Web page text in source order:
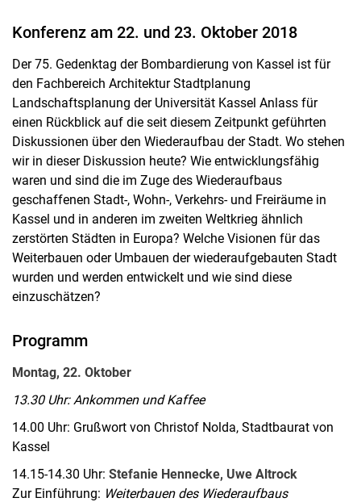
Zentrum Planungsgeschichte
Konferenz am 22. und 23. Oktober 2018
Der 75. Gedenktag der Bombardierung von Kassel ist für
den Fachbereich Architektur Stadtplanung
Landschaftsplanung der Universität Kassel Anlass für
einen Rückblick auf die seit diesem Zeitpunkt geführten
Diskussionen über den Wiederaufbau der Stadt. Wo stehen
wir in dieser Diskussion heute? Wie entwicklungsfähig
waren und sind die im Zuge des Wiederaufbaus
geschaffenen Stadt-, Wohn-, Verkehrs- und Freiräume in
Kassel und in anderen im zweiten Weltkrieg ähnlich
zerstörten Städten in Europa? Welche Visionen für das
Weiterbauen oder Umbauen der wiederaufgebauten Stadt
wurden und werden entwickelt und wie sind diese
einzuschätzen?
Programm
Montag, 22. Oktober
13.30 Uhr: Ankommen und Kaffee
14.00 Uhr: Grußwort von Christof Nolda, Stadtbaurat von
Kassel
14.15-14.30 Uhr: Stefanie Hennecke, Uwe Altrock
Zur Einführung: Weiterbauen des Wiederaufbaus